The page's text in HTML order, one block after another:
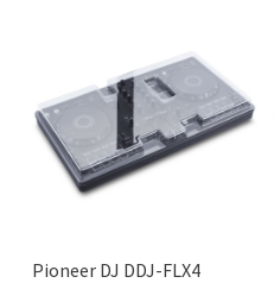
Pioneer DJ DDJ-FLX4